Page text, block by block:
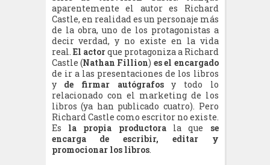
aparentemente el autor es Richard
Castle, en realidad es un personaje más
de la obra, uno de los protagonistas a
decir verdad, y no existe en la vida
real. El actorque protagoniza a Richard
Castle (Nathan Fillion) es el encargado
de ir a las presentaciones de los libros
y de firmar autógrafosy todo lo
relacionado con el marketing de los
libros (ya han publicado cuatro). Pero
Richard Castle como escritor no existe.
Es la propia productorala que se
encarga de escribir, editar y
promocionar los libros.